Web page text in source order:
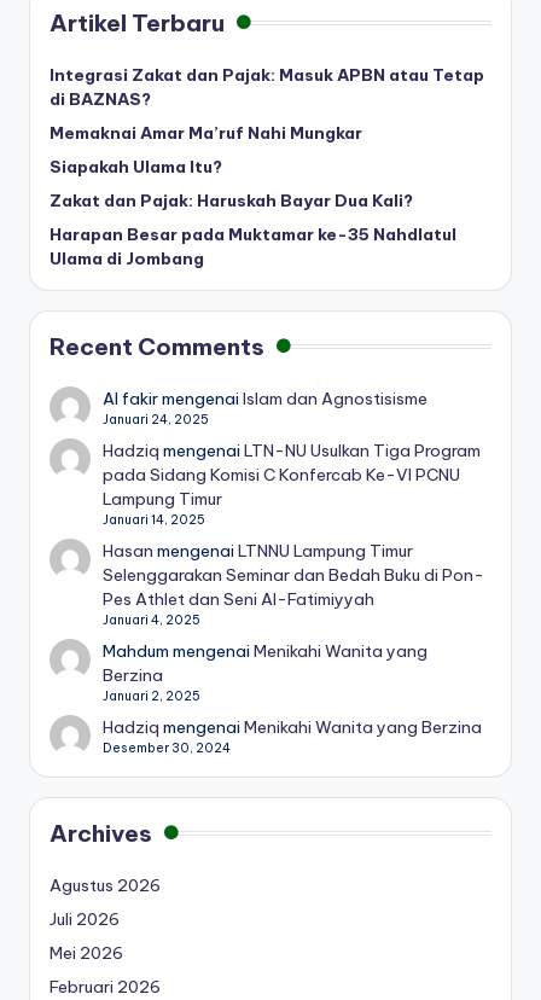
Artikel Terbaru
Integrasi Zakat dan Pajak: Masuk APBN atau Tetap
di BAZNAS?
Memaknai Amar Ma’ruf Nahi Mungkar
Siapakah Ulama Itu?
Zakat dan Pajak: Haruskah Bayar Dua Kali?
Harapan Besar pada Muktamar ke-35 Nahdlatul
Ulama di Jombang
Recent Comments
Al fakirmengenaiIslam dan Agnostisisme
Januari 24, 2025
Hadziq mengenaiLTN-NU Usulkan Tiga Program
pada Sidang Komisi C Konfercab Ke-VI PCNU
Lampung Timur
Januari 14, 2025
Hasan mengenaiLTNNU Lampung Timur
Selenggarakan Seminar dan Bedah Buku di Pon-
Pes Athlet dan Seni Al-Fatimiyyah
Januari 4, 2025
Mahdum mengenaiMenikahi Wanita yang
Berzina
Januari 2, 2025
Hadziq mengenaiMenikahi Wanita yang Berzina
Desember 30, 2024
Archives
Agustus 2026
Juli 2026
Mei 2026
Februari 2026